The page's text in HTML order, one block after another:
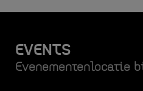
EVENTS
Evenementenlocatie